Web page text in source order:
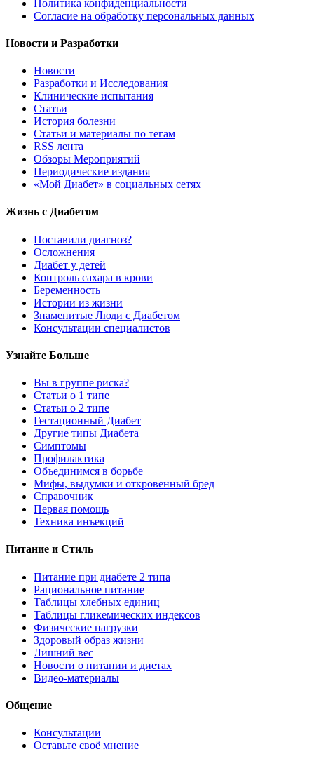
Политика конфиденциальности
Согласие на обработку персональных данных
Новости и Разработки
Новости
Разработки и Исследования
Клинические испытания
Статьи
История болезни
Статьи и материалы по тегам
RSS лента
Обзоры Мероприятий
Периодические издания
«Мой Диабет» в социальных сетях
Жизнь с Диабетом
Поставили диагноз?
Осложнения
Диабет у детей
Контроль сахара в крови
Беременность
Истории из жизни
Знаменитые Люди с Диабетом
Консультации специалистов
Узнайте Больше
Вы в группе риска?
Статьи о 1 типе
Статьи о 2 типе
Гестационный Диабет
Другие типы Диабета
Симптомы
Профилактика
Объединимся в борьбе
Мифы, выдумки и откровенный бред
Справочник
Первая помощь
Техника инъекций
Питание и Стиль
Питание при диабете 2 типа
Рациональное питание
Таблицы хлебных единиц
Таблицы гликемических индексов
Физические нагрузки
Здоровый образ жизни
Лишний вес
Новости о питании и диетах
Видео-материалы
Общение
Консультации
Оставьте своё мнение